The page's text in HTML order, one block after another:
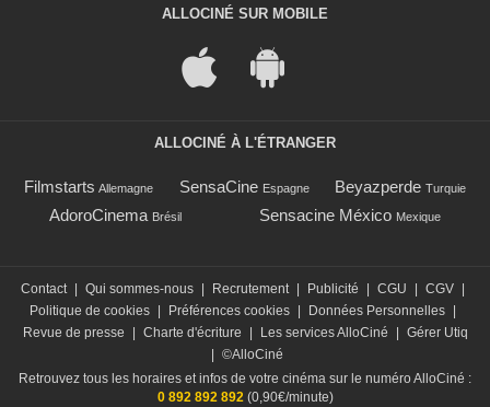
ALLOCINÉ SUR MOBILE
ALLOCINÉ À L'ÉTRANGER
Filmstarts Allemagne SensaCine Espagne Beyazperde Turquie
AdoroCinema Brésil Sensacine México Mexique
Contact | Qui sommes-nous | Recrutement | Publicité | CGU | CGV |
Politique de cookies | Préférences cookies | Données Personnelles |
Revue de presse
| Charte d'écriture | Les services AlloCiné | Gérer Utiq
| ©AlloCiné
Retrouvez tous les horaires et infos de votre cinéma sur le numéro AlloCiné :
0 892 892 892 (0,90€/minute)